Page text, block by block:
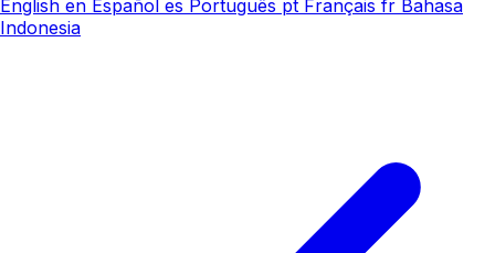
English en Español es Português pt Français fr Bahasa
Indonesia